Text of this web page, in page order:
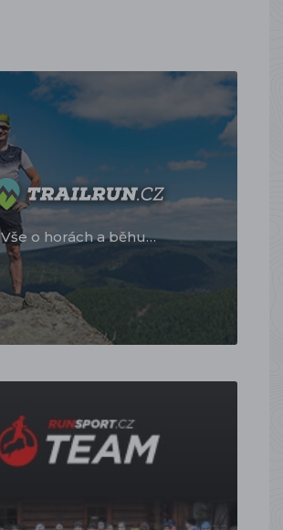
Vše o horách a běhu…